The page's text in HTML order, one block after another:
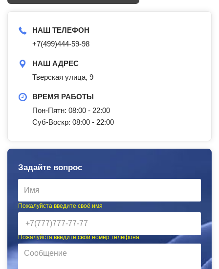
НАШ ТЕЛЕФОН
+7(499)444-59-98
НАШ АДРЕС
Тверская улица, 9
ВРЕМЯ РАБОТЫ
Пон-Пятн: 08:00 - 22:00
Суб-Воскр: 08:00 - 22:00
Задайте вопрос
Пожалуйста введите своё имя
Пожалуйста введите свой номер телефона